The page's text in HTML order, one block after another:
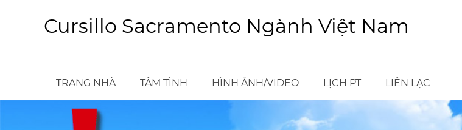
Cursillo Sacramento Ngành Việt Nam
TRANG NHÀ TÂM TÌNH HÌNH ẢNH/VIDEO LỊCH PT LIÊN LẠC